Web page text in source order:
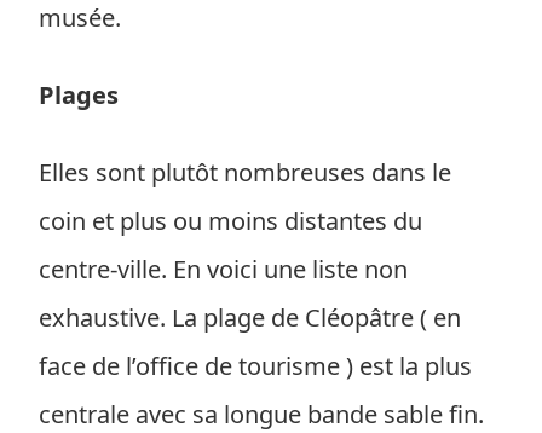
musée.
Plages
Elles sont plutôt nombreuses dans le
coin et plus ou moins distantes du
centre-ville. En voici une liste non
exhaustive. La plage de Cléopâtre ( en
face de l’office de tourisme ) est la plus
centrale avec sa longue bande sable fin.